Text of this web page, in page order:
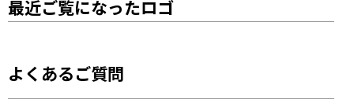
最近ご覧になったロゴ
よくあるご質問